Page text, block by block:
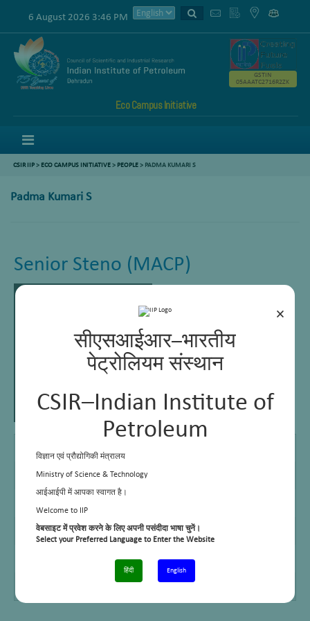
×
सीएसआईआर–भारतीय
पेट्रोलियम संस्थान
CSIR–Indian Institute of
Petroleum
विज्ञान एवं प्रौद्योगिकी मंत्रालय
Ministry of Science & Technology
आईआईपी में आपका स्वागत है।
Welcome to IIP
वेबसाइट में प्रवेश करने के लिए अपनी पसंदीदा भाषा चुनें।
Select your Preferred Language to Enter the Website
हिंदी English
6 August 2026 3:46 PM
Eco Campus Initiative
GSTIN
05AAATC2716R2ZK
CSIR IIP> ECO CAMPUS INITIATIVE> PEOPLE> PADMA KUMARI S
Padma Kumari S
Senior Steno (MACP)
Email padma@iip.res.in
Telephone No. +91-0135 -2525725
+91-135-2660202